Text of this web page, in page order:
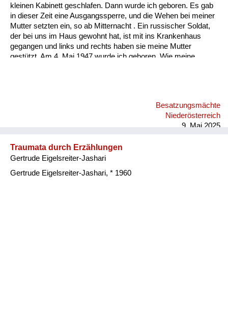
kleinen Kabinett geschlafen. Dann wurde ich geboren. Es gab
in dieser Zeit eine Ausgangssperre, und die Wehen bei meiner
Mutter setzten ein, so ab Mitternacht . Ein russischer Soldat,
der bei uns im Haus gewohnt hat, ist mit ins Krankenhaus
gegangen und links und rechts haben sie meine Mutter
gestützt. Am 4. Mai 1947 wurde ich geboren. Wie meine
Kriegsfutter mit 16 Jahren eingezogen und wurde sofort an die
russische Front geschickt und war zwei Jahre in einem
Besatzungsmächte
Niederösterreich
9. Mai 2025
Traumata durch Erzählungen
Gertrude Eigelsreiter-Jashari
Gertrude Eigelsreiter-Jashari, * 1960